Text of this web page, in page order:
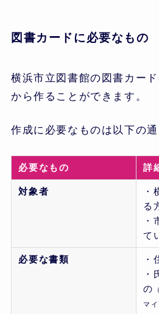
図書カードに必要なもの
横浜市立図書館の図書カー
から作ることができます。
作成に必要なものは以下の通
必要なもの 詳
対象者
・
る
・
て
必要な書類
・
・
の
マ